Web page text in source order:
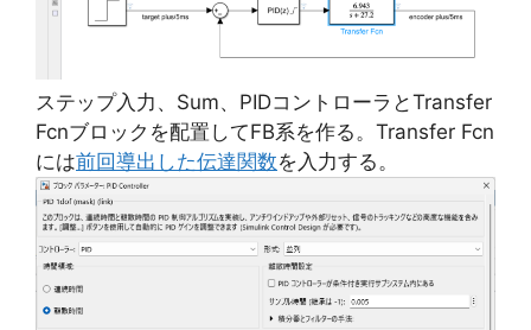
ステップ入力、Sum、PIDコントローラとTransfer
Fcnブロックを配置してFB系を作る。Transfer Fcn
には前回導出した伝達関数を入力する。